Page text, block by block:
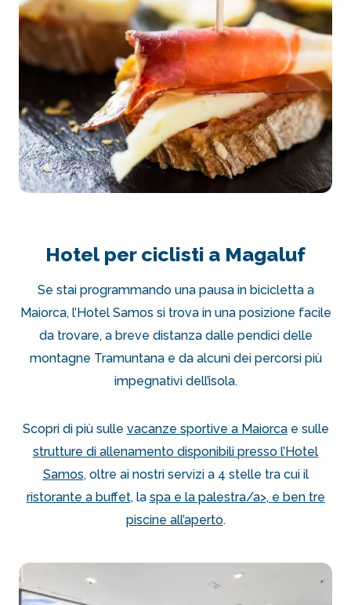
Hotel per ciclisti a Magaluf
Se stai programmando una pausa in bicicletta a
Maiorca, l’Hotel Samos si trova in una posizione facile
da trovare, a breve distanza dalle pendici delle
montagne Tramuntana e da alcuni dei percorsi più
impegnativi dell’isola.
Scopri di più sulle vacanze sportive a Maiorcae sulle
strutture di allenamento disponibili presso l’Hotel
Samos, oltre ai nostri servizi a 4 stelle tra cui il
ristorante a buffet, la spa e la palestra/a>, e ben tre
piscine all’aperto.